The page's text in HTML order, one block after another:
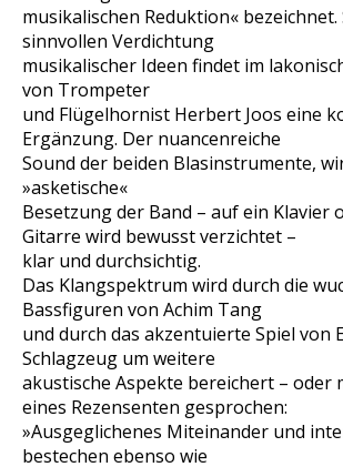
musikalischen Reduktion« bezeichnet.
sinnvollen Verdichtung
musikalischer Ideen findet im
von Trompeter
und Flügelhornist Herbert Joos eine
Ergänzung. Der nuancenreiche
Sound der beiden Blasinstrumente,
»asketische«
Besetzung der Band – auf ein Klavier
Gitarre wird bewusst verzichtet –
klar und durchsichtig.
Das Klangspektrum wird durch die
Bassfiguren von Achim Tang
und durch das akzentuierte Spiel von
Schlagzeug um weitere
akustische Aspekte bereichert – oder
eines Rezensenten gesprochen:
»Ausgeglichenes Miteinander und
bestechen ebenso wie